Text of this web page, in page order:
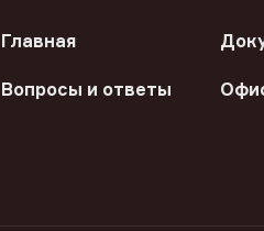
Главная
Вопросы и ответы